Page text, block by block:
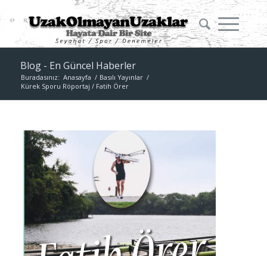
Blog - En Güncel Haberler
Buradasınız: Anasayfa / Basılı Yayınlar /
Kürek Sporu Röportaj / Fatih Örer